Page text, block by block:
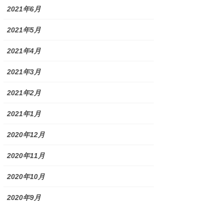
2021年6月
2021年5月
2021年4月
2021年3月
2021年2月
2021年1月
2020年12月
2020年11月
2020年10月
2020年9月